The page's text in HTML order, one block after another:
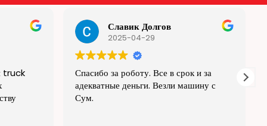
и за
с
Oleg
2025-01-25
Приїхали, забрали автівку, порадили
СТО, привезли автівку. Все було
швидко. Забирали та повертали машину